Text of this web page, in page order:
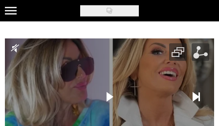
Skip
to
main
content
Moda
Ślub i wesele
Styl życia
Nasze akcje